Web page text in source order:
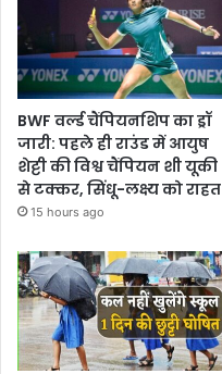
BWF वर्ल्ड चैंपियनशिप का ड्रॉ
जारी: पहले ही राउंड में आयुष
शेट्टी की विश्व चैंपियन शी यूकी
से टक्कर, सिंधू-लक्ष्य को राहत
15 hours ago